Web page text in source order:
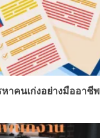
าคนเก่งอย่างมืออาชีพ